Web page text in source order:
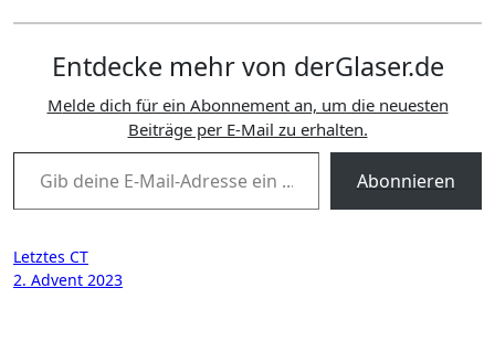
Entdecke mehr von derGlaser.de
Melde dich für ein Abonnement an, um die neuesten
Beiträge per E-Mail zu erhalten.
Gib deine E-Mail-Adresse ein ...
Abonnieren
Beitragsnavigation
Letztes CT
2. Advent 2023